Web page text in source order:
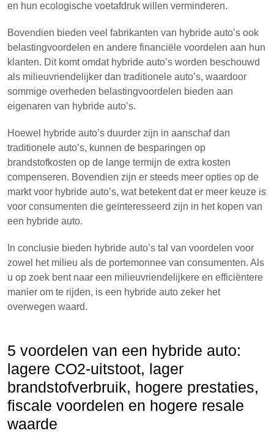
en hun ecologische voetafdruk willen verminderen.
Bovendien bieden veel fabrikanten van hybride auto’s ook
belastingvoordelen en andere financiële voordelen aan hun
klanten. Dit komt omdat hybride auto’s worden beschouwd
als milieuvriendelijker dan traditionele auto’s, waardoor
sommige overheden belastingvoordelen bieden aan
eigenaren van hybride auto’s.
Hoewel hybride auto’s duurder zijn in aanschaf dan
traditionele auto’s, kunnen de besparingen op
brandstofkosten op de lange termijn de extra kosten
compenseren. Bovendien zijn er steeds meer opties op de
markt voor hybride auto’s, wat betekent dat er meer keuze is
voor consumenten die geïnteresseerd zijn in het kopen van
een hybride auto.
In conclusie bieden hybride auto’s tal van voordelen voor
zowel het milieu als de portemonnee van consumenten. Als
u op zoek bent naar een milieuvriendelijkere en efficiëntere
manier om te rijden, is een hybride auto zeker het
overwegen waard.
5 voordelen van een hybride auto:
lagere CO2-uitstoot, lager
brandstofverbruik, hogere prestaties,
fiscale voordelen en hogere resale
waarde